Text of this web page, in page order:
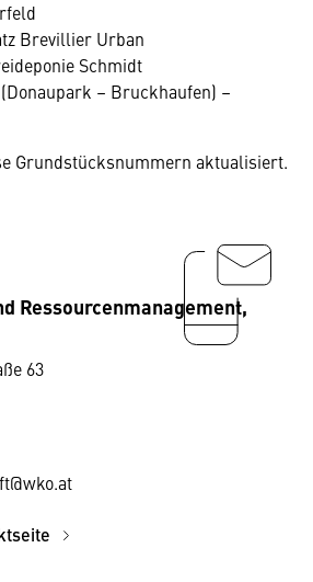
Brevillier Urban
Schmidt
(Donaupark – Bruckhaufen) –
Grundstücksnummern aktualisiert.
Ressourcenmanagement,
63